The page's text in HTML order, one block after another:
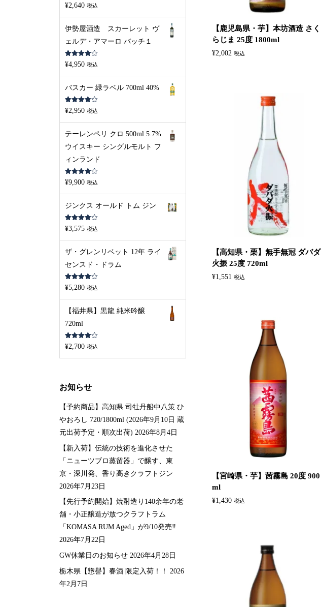
【鹿児島県・芋】本坊酒造 さく
らじま 25度 1800ml
¥2,002 税込
【高知県・栗】無手無冠 ダバダ
火振 25度 720ml
¥1,551 税込
【宮崎県・芋】茜霧島 20度 900
ml
¥1,430 税込
5段階中
4.00の評
¥2,640 税込
伊勢屋酒造 スカーレット ヴ
ェルデ・アマーロ バッチ１
5段階中
4.00の評
¥4,950 税込
バスカー 緑ラベル 700ml 40%
5段階中
4.00の評
¥2,950 税込
テーレンペリ クロ 500ml 5.7%
ウイスキー シングルモルト フ
ィンランド
5段階中
4.00の評
¥9,900 税込
ジンクス オールド トム ジン
5段階中
4.00の評
¥3,575 税込
ザ・グレンリベット 12年 ライ
センスド・ドラム
5段階中
4.00の評
¥5,280 税込
【福井県】黒龍 純米吟醸
720ml
5段階中
4.00の評
¥2,700 税込
お知らせ
【予約商品】高知県 司牡丹船中八策 ひ
やおろし 720/1800ml (2026年9月10日 蔵
元出荷予定・順次出荷) 2026年8月4日
【新入荷】伝統の技術を進化させた
「ニューツブロ蒸留器」で醸す、東
京・深川発、香り高きクラフトジン
2026年7月23日
【先行予約開始】焼酎造り140余年の老
舗・小正醸造が放つクラフトラム
「KOMASA RUM Aged」が9/10発売‼️
2026年7月22日
GW休業日のお知らせ 2026年4月28日
栃木県【惣譽】春酒 限定入荷！！
2026
年2月7日